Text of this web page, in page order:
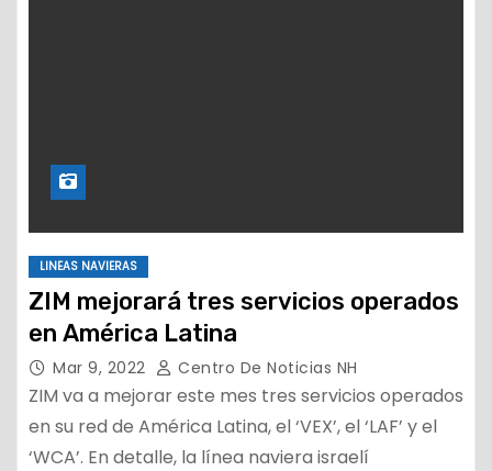
LINEAS NAVIERAS
ZIM mejorará tres servicios operados
en América Latina
Mar 9, 2022 Centro De Noticias NH
ZIM va a mejorar este mes tres servicios operados
en su red de América Latina, el ‘VEX’, el ‘LAF’ y el
‘WCA’. En detalle, la línea naviera israelí